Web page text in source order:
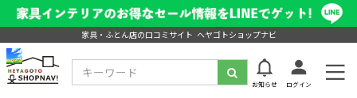
家具・ふとん店の口コミサイト ヘヤゴトショップナビ
お知らせ ログイン